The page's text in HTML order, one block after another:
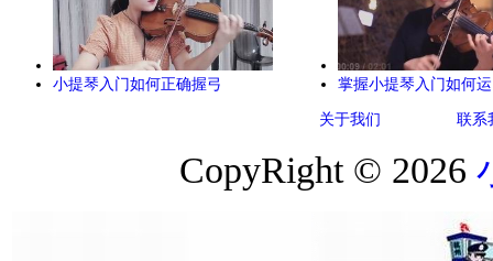
小提琴入门如何正确握弓 掌握小提琴入门如何
关于我们 联系
CopyRight © 2026